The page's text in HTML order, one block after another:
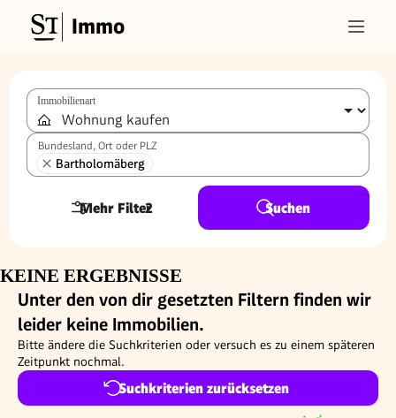
Immo
Immobilienart
Bundesland, Ort oder PLZ
Bartholomäberg
Mehr Filter
2 Suchen
KEINE ERGEBNISSE
Unter den von dir gesetzten Filtern finden wir
leider keine Immobilien.
Bitte ändere die Suchkriterien oder versuch es zu einem späteren
Zeitpunkt nochmal.
Suchkriterien zurücksetzen